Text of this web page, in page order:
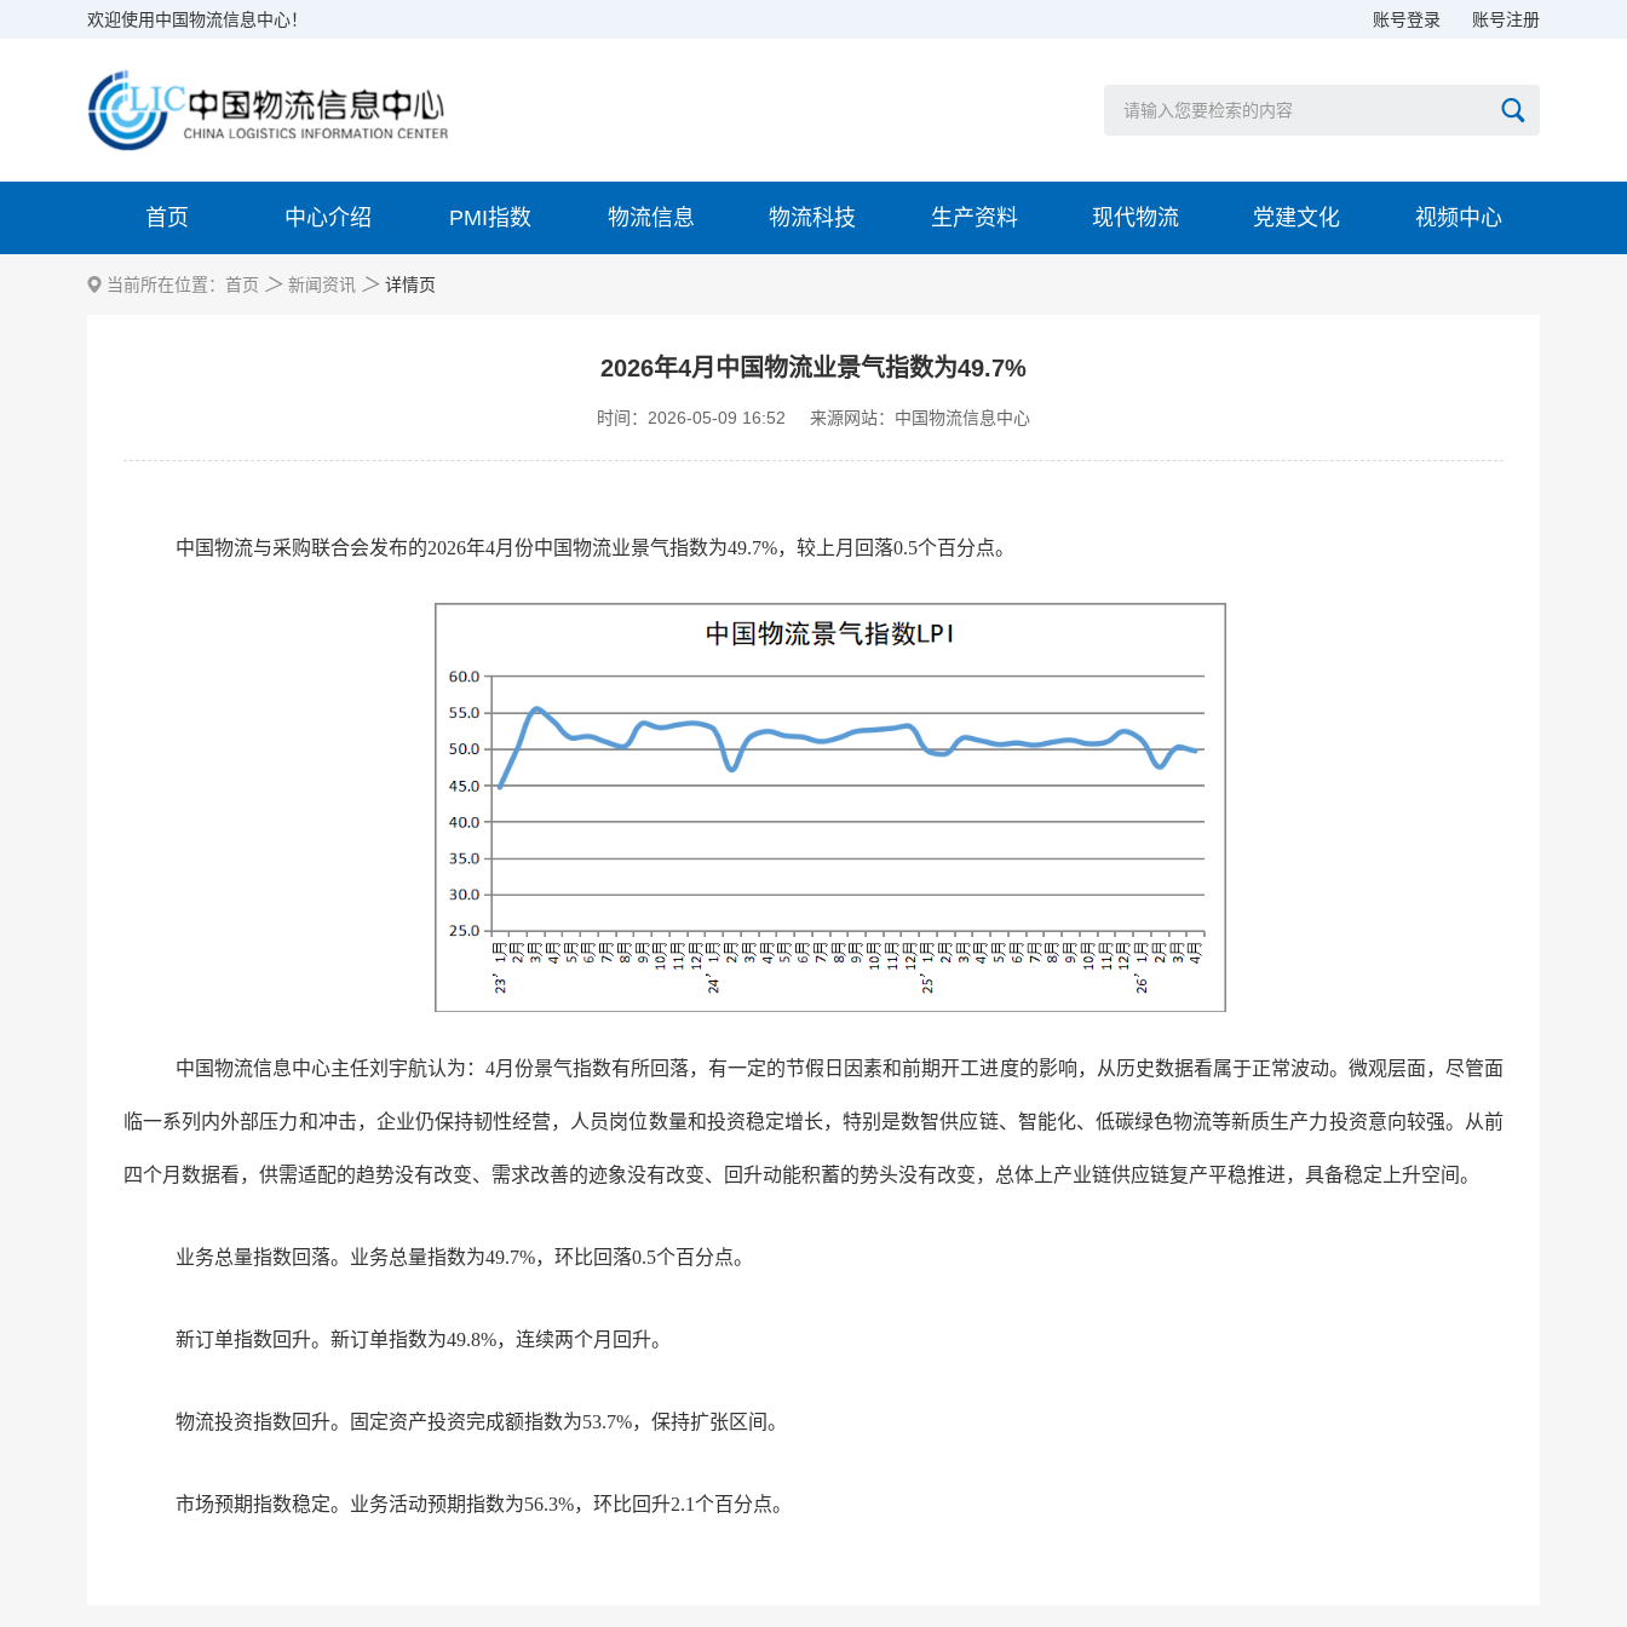
欢迎使用中国物流信息中心！ 账号登录 账号注册
首页 中心介绍 PMI指数 物流信息 物流科技 生产资料 现代物流 党建文化 视频中心
当前所在位置： 首页 ＞ 新闻资讯 ＞ 详情页
2026年4月中国物流业景气指数为49.7%
时间：2026-05-09 16:52 来源网站：中国物流信息中心
中国物流与采购联合会发布的2026年4月份中国物流业景气指数为49.7%，较上月回落0.5个百分点。
中国物流信息中心主任刘宇航认为： 4月份景气指数有所回落，有一定的节假日因素和前期开工进度的影响，从历史数据看属于正常波动。微观层面，尽管面
临一系列内外部压力和冲击，企业仍保持韧性经营，人员岗位数量和投资稳定增长，特别是数智供应链、智能化、低碳绿色物流等新质生产力投资意向较强。从前
四个月数据看，供需适配的趋势没有改变、需求改善的迹象没有改变、回升动能积蓄的势头没有改变，总体上产业链供应链复产平稳推进，具备稳定上升空间。
业务总量指数回落。业务总量指数为49.7%，环比回落0.5个百分点。
新订单指数回升。新订单指数为49.8%，连续两个月回升。
物流投资指数回升。固定资产投资完成额指数为53.7%，保持扩张区间。
市场预期指数稳定。业务活动预期指数为56.3%，环比回升2.1个百分点。